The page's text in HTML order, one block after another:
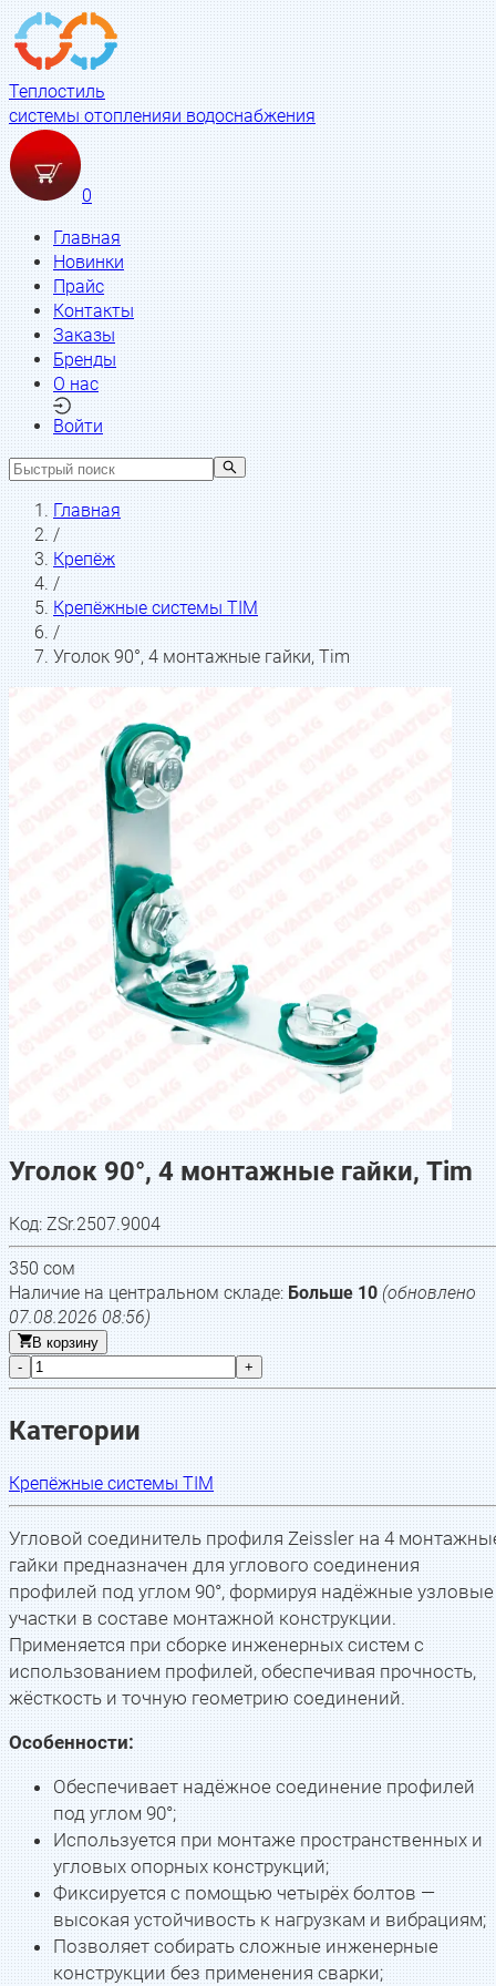
Теплостиль
системы отопленияи водоснабжения
0
Главная
Новинки
Прайс
Контакты
Заказы
Бренды
О нас
Войти
Главная
/
Крепёж
/
Крепёжные системы TIM
/
Уголок 90°, 4 монтажные гайки, Tim
Уголок 90°, 4 монтажные гайки, Tim
Код:ZSr.2507.9004
350сом
Наличие на центральном складе: Больше 10 (обновлено
07.08.2026 08:56)
В корзину
-
+
Категории
Крепёжные системы TIM
Угловой соединитель профиля Zeissler на 4
гайки предназначен для углового соединения
профилей под углом 90°, формируя надёжные узловые
участки в составе монтажной конструкции.
Применяется при сборке инженерных систем с
использованием профилей, обеспечивая прочность,
жёсткость и точную геометрию соединений.
Особенности:
Обеспечивает надёжное соединение профилей
под углом 90°;
Используется при монтаже пространственных и
угловых опорных конструкций;
Фиксируется с помощью четырёх болтов —
высокая устойчивость к нагрузкам и вибрациям;
Позволяет собирать сложные инженерные
конструкции без применения сварки;